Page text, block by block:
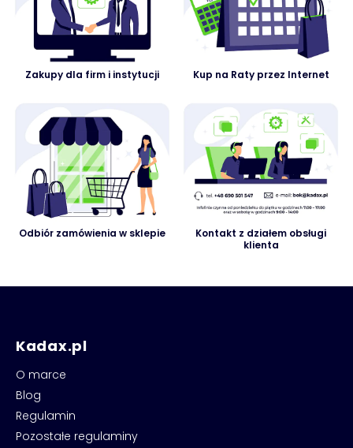
Zakupy dla firm i instytucji Kup na Raty przez Internet
Odbiór zamówienia w sklepie
Kontakt z działem obsługi
klienta
Kadax.pl
O marce
Blog
Regulamin
Pozostałe regulaminy